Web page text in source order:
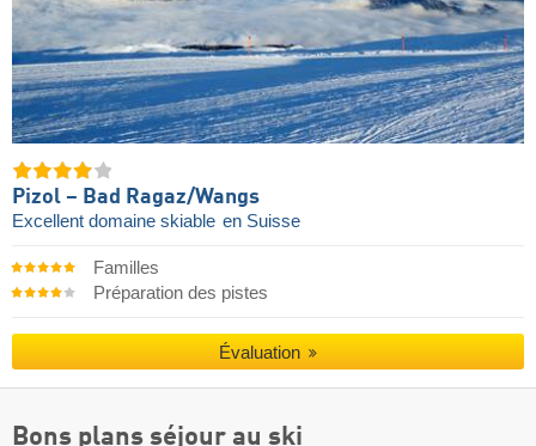
Pizol – Bad Ragaz/​Wangs
Excellent domaine skiable en Suisse
Familles
Préparation des pistes
Évaluation
Bons plans séjour au ski